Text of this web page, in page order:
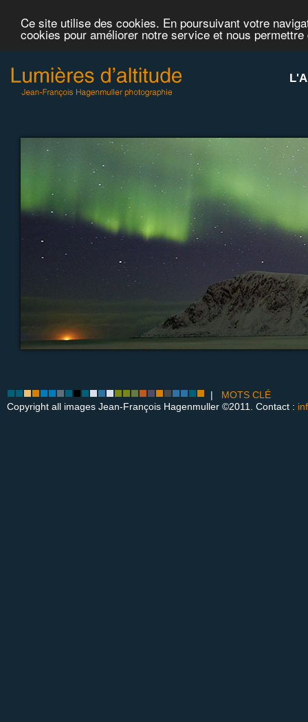
Ce site utilise des cookies. En poursuivant votre
cookies pour améliorer notre service et nous
| MOTS CLÉ
Copyright all images Jean-François Hagenmuller ©2011. Contact :